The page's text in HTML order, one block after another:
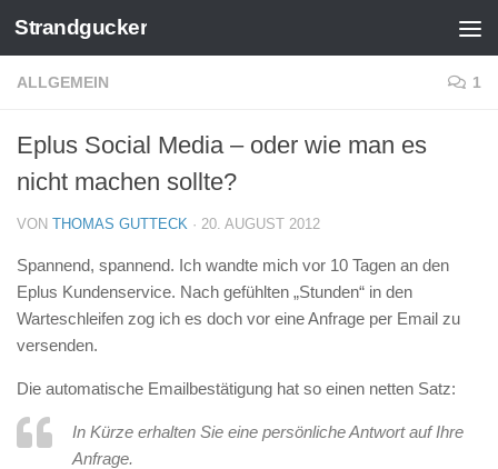
Zum Inhalt springen
Strandgucker
ALLGEMEIN 1
Eplus Social Media – oder wie man es
nicht machen sollte?
VON THOMAS GUTTECK · 20. AUGUST 2012
Spannend, spannend. Ich wandte mich vor 10 Tagen an den
Eplus Kundenservice. Nach gefühlten „Stunden“ in den
Warteschleifen zog ich es doch vor eine Anfrage per Email zu
versenden.
Die automatische Emailbestätigung hat so einen netten Satz:
In Kürze erhalten Sie eine persönliche Antwort auf Ihre
Anfrage.